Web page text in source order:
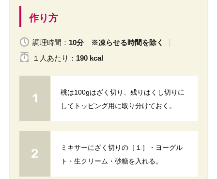
作り方
調理時間： 10分 ※凍らせる時間を除く
１人 あたり ： 190 kcal
桃は100gはざく切り、残りはくし切りに
してトッピング用に取り分けておく。
ミキサーにざく切りの［１］・ヨーグル
ト・生クリーム・砂糖を入れる。